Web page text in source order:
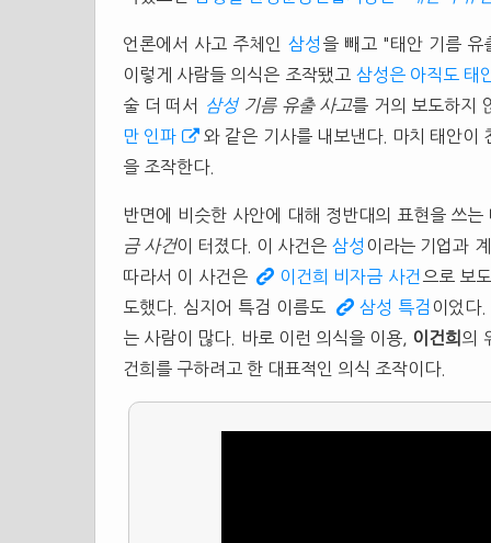
언론에서 사고 주체인 삼성 을 빼고 "태안 기름 유
이렇게 사람들 의식은 조작됐고 삼성은 아직도 태
술 더 떠서
삼성기름 유출 사고를 거의 보도하지
만 인파
와 같은 기사를 내보낸다. 마치 태안이
을 조작한다.
반면에 비슷한 사안에 대해 정반대의 표현을 쓰
금 사건이 터졌다. 이 사건은 삼성 이라는 기업과
따라서 이 사건은
이건희 비자금 사건 으로 보
도했다. 심지어 특검 이름도
삼성 특검 이었다
는 사람이 많다. 바로 이런 의식을 이용, 이건희 의
건희를 구하려고 한 대표적인 의식 조작이다.